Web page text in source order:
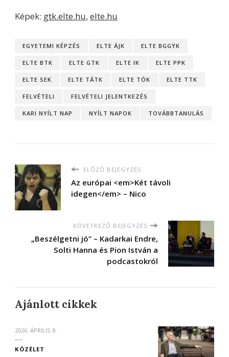
Képek: gtk.elte.hu, elte.hu
EGYETEMI KÉPZÉS ELTE ÁJK ELTE BGGYK
ELTE BTK ELTE GTK ELTE IK ELTE PPK
ELTE SEK ELTE TÁTK ELTE TÓK ELTE TTK
FELVÉTELI FELVÉTELI JELENTKEZÉS
KARI NYÍLT NAP NYÍLT NAPOK TOVÁBBTANULÁS
ELŐZŐ BEJEGYZÉS
Az európai <em>Két távoli
idegen</em> – Nico
KÖVETKEZŐ BEJEGYZÉS
„Beszélgetni jó” – Kadarkai Endre,
Solti Hanna és Pion István a
podcastokról
Ajánlott cikkek
2026. ÁPRILIS 8.
KÖZÉLET